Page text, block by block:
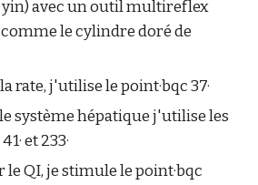
yin) avec un outil multireflex
le cylindre doré de
rate, j'utilise le point·bqc 37·
système hépatique j'utilise les
et 233·
QI, je stimule le point·bqc